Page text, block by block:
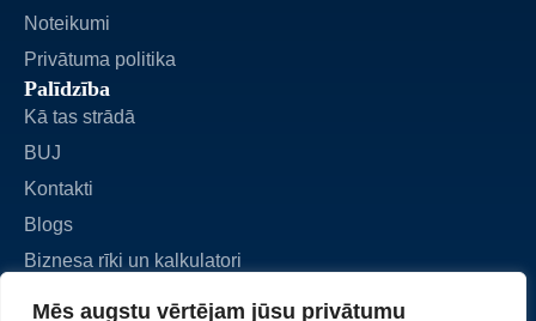
Mēs augstu vērtējam jūsu privātumu
Noteikumi
Privātuma politika
Palīdzība
Kā tas strādā
BUJ
Kontakti
Blogs
Biznesa rīki un kalkulatori